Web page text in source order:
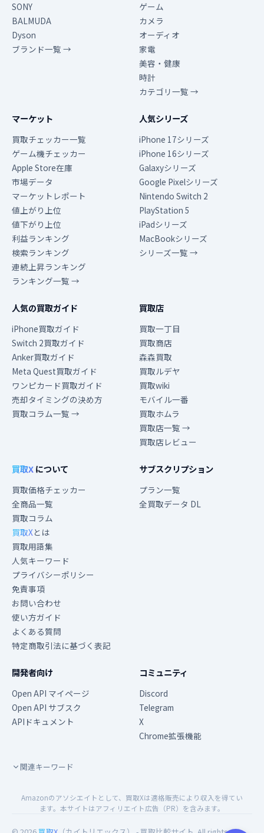
SONY
BALMUDA
Dyson
ブランド一覧 →
ゲーム
カメラ
オーディオ
家電
美容・健康
時計
カテゴリ一覧 →
マーケット
買取チェッカー一覧
ゲーム機チェッカー
Apple Store在庫
市場データ
マーケットレポート
値上がり上位
値下がり上位
利益ランキング
検索ランキング
連続上昇ランキング
ランキング一覧 →
人気シリーズ
iPhone 17シリーズ
iPhone 16シリーズ
Galaxyシリーズ
Google Pixelシリーズ
Nintendo Switch 2
PlayStation 5
iPadシリーズ
MacBookシリーズ
シリーズ一覧 →
人気の買取ガイド
iPhone買取ガイド
Switch 2買取ガイド
Anker買取ガイド
Meta Quest買取ガイド
ワンピカード買取ガイド
売却タイミングの決め方
買取コラム一覧 →
買取店
買取一丁目
買取商店
森森買取
買取ルデヤ
買取wiki
モバイル一番
買取ホムラ
買取店一覧 →
買取店レビュー
買取Xについて
買取価格チェッカー
全商品一覧
買取コラム
買取Xとは
買取用語集
人気キーワード
プライバシーポリシー
免責事項
お問い合わせ
使い方ガイド
よくある質問
特定商取引法に基づく表記
サブスクリプション
プラン一覧
全買取データ DL
開発者向け
Open API マイページ
Open API サブスク
APIドキュメント
コミュニティ
Discord
Telegram
X
Chrome拡張機能
関連キーワード
Amazonのアソシエイトとして、買取Xは適格販売により収入を得てい
ます。本サイトはアフィリエイト広告（PR）を含みます。